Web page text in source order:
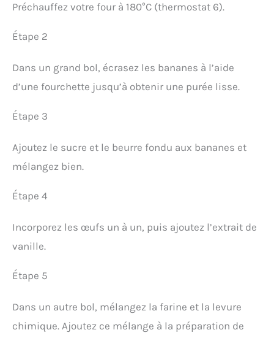
Préchauffez votre four à 180°C (thermostat 6).
Étape 2
Dans un grand bol, écrasez les bananes à l’aide
d’une fourchette jusqu’à obtenir une purée lisse.
Étape 3
Ajoutez le sucre et le beurre fondu aux bananes et
mélangez bien.
Étape 4
Incorporez les œufs un à un, puis ajoutez l’extrait de
vanille.
Étape 5
Dans un autre bol, mélangez la farine et la levure
chimique. Ajoutez ce mélange à la préparation de